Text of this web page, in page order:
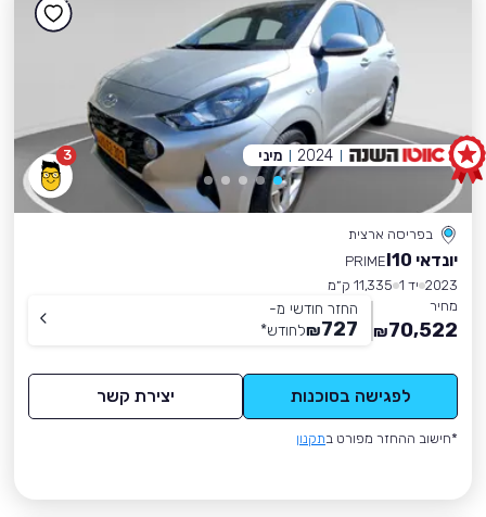
3
בפריסה ארצית
יונדאי I10
PRIME
2023 יד 1
11,335 ק״מ
מחיר
70,522
₪
החזר חודשי מ-
727
₪לחודש*
לפגישה בסוכנות יצירת קשר
*חישוב ההחזר מפורט בתקנון
2024 מיני